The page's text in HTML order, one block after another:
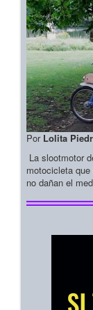
Por Lolita
La slootmotor
motocicleta
no dañan el